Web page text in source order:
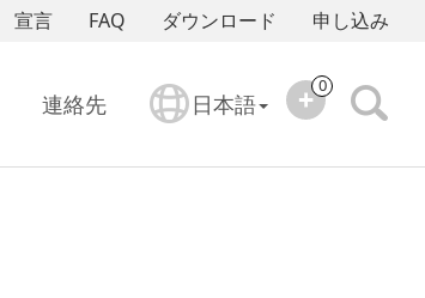
申し込み
ダウンロード
FAQ
宣言
連絡先 日本語
0